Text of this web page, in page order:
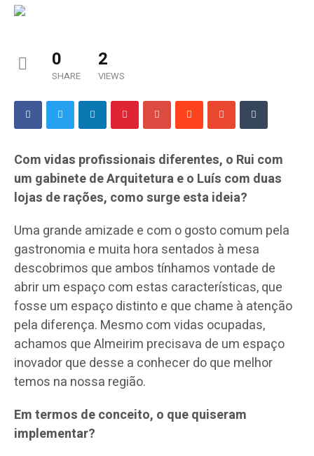
0
SHARE
2
VIEWS
Com vidas profissionais diferentes, o Rui com
um gabinete de Arquitetura e o Luís com duas
lojas de rações, como surge esta ideia?
Uma grande amizade e com o gosto comum pela
gastronomia e muita hora sentados à mesa
descobrimos que ambos tínhamos vontade de
abrir um espaço com estas características, que
fosse um espaço distinto e que chame à atenção
pela diferença. Mesmo com vidas ocupadas,
achamos que Almeirim precisava de um espaço
inovador que desse a conhecer do que melhor
temos na nossa região.
Em termos de conceito, o que quiseram
implementar?